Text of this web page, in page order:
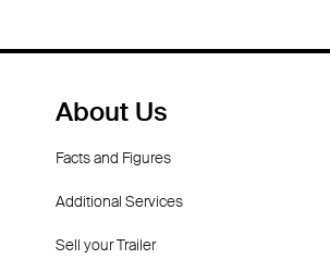
About Us
Facts and Figures
Additional Services
Sell your Trailer